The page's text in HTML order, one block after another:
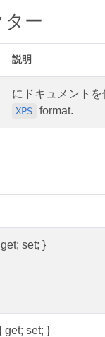
ター
説明
にドキュメント
XPS format.
set; }
get; set; }